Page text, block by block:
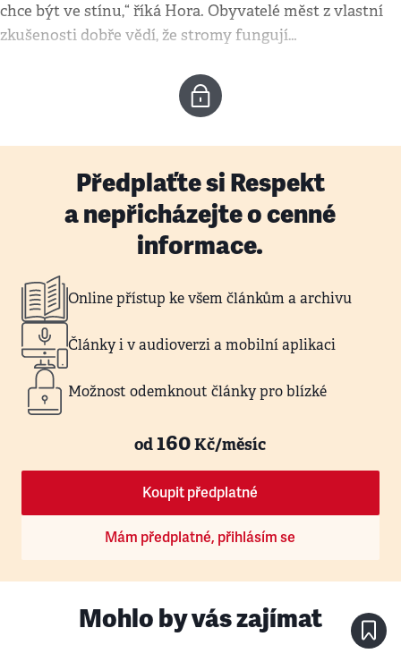
chce být ve stínu,“ říká Hora. Obyvatelé měst z vlastní
zkušenosti dobře vědí, že stromy fungují…
Předplaťte si Respekt
a nepřicházejte o cenné
informace.
Online přístup ke všem článkům a archivu
Články i v audioverzi a mobilní aplikaci
Možnost odemknout články pro blízké
od160Kč/měsíc
Koupit předplatné
Mám předplatné, přihlásím se
Mohlo by vás zajímat